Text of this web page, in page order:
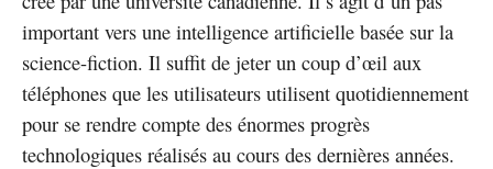
important vers une intelligence artificielle basée sur la
science-fiction. Il suffit de jeter un coup d’œil aux
téléphones que les utilisateurs utilisent quotidiennement
pour se rendre compte des énormes progrès
technologiques réalisés au cours des dernières années.